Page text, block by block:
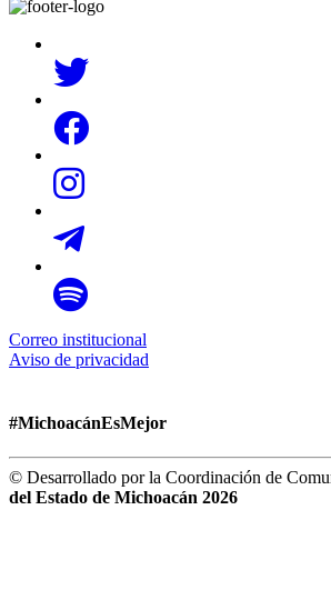
Correo institucional
Aviso de privacidad
#MichoacánEsMejor
© Desarrollado por la Coordinación de
del Estado de Michoacán 2026